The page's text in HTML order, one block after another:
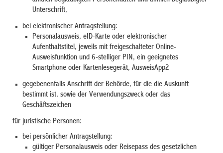
Unterschrift,
bei elektronischer Antragstellung:
Personalausweis, eID-Karte oder elektronischer
Aufenthaltstitel, jeweils mit freigeschalteter Online-
Ausweisfunktion und 6-stelliger PIN, ein geeignetes
Smartphone oder Kartenlesegerät, AusweisApp2
gegebenenfalls Anschrift der Behörde, für die die Auskunft
bestimmt ist, sowie der Verwendungszweck oder das
Geschäftszeichen
für juristische Personen:
bei persönlicher Antragstellung:
gültiger Personalausweis oder Reisepass des gesetzlichen